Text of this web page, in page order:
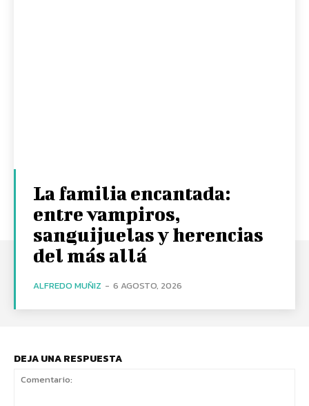
La familia encantada:
entre vampiros,
sanguijuelas y herencias
del más allá
ALFREDO MUÑIZ - 6 AGOSTO, 2026
DEJA UNA RESPUESTA